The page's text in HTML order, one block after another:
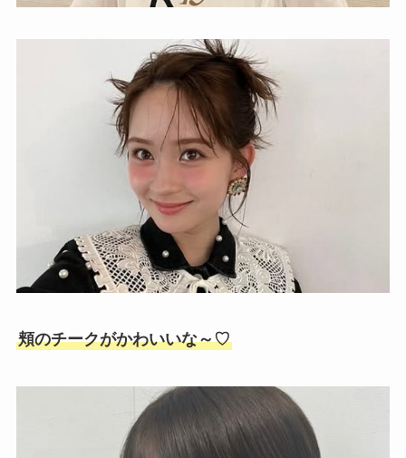
頬のチークがかわいいな～♡